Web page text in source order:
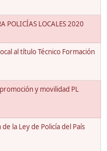
POLICÍAS LOCALES 2020
al título Técnico Formación
y movilidad PL
la Ley de Policía del País